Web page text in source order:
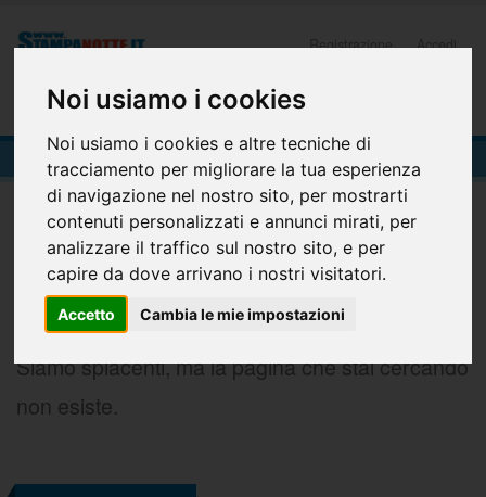
Noi usiamo i cookies
Noi usiamo i cookies e altre tecniche di
tracciamento per migliorare la tua esperienza
di navigazione nel nostro sito, per mostrarti
contenuti personalizzati e annunci mirati, per
analizzare il traffico sul nostro sito, e per
capire da dove arrivano i nostri visitatori.
Accetto Cambia le mie impostazioni
Registrazione Accedi
404-Pagina Non Trovata
404
Siamo spiacenti, ma la pagina che stai cercando
non esiste.